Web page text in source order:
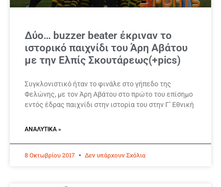
Δύο… buzzer beater έκριναν το
ιστορικό παιχνίδι του Άρη Αβάτου
με την Ελπίς Σκουτάρεως(+pics)
Συγκλονιστικό ήταν το φινάλε στο γήπεδο της
Φελώνης, με τον Άρη Αβάτου στο πρώτο του επίσημο
εντός έδρας παιχνίδι στην ιστορία του στην Γ’ Εθνική
ΑΝΑΛΥΤΙΚΆ »
8 Οκτωβρίου 2017 Δεν υπάρχουν Σχόλια